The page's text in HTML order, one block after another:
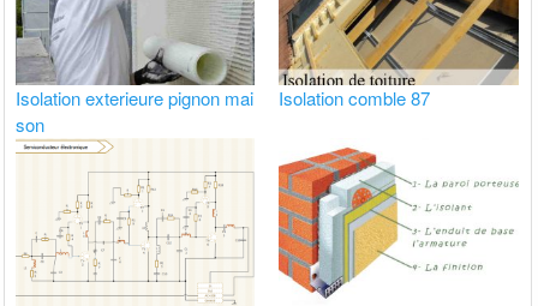
Isolation exterieure pignon mai
son
Isolation comble 87